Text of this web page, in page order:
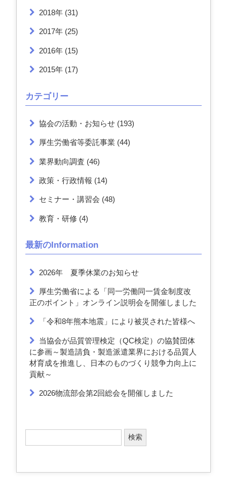
2018年(31)
2017年(25)
2016年(15)
2015年(17)
カテゴリー
協会の活動・お知らせ(193)
厚生労働省等委託事業 (44)
業界動向調査 (46)
政策・行政情報 (14)
セミナー・講習会 (48)
教育・研修 (4)
最新のInformation
2026年 夏季休業のお知らせ
厚生労働省による「同一労働同一賃金制度改
正のポイント」オンライン説明会を開催しました
「令和8年熊本地震」により被災された皆様へ
当協会が品質管理検定（QC検定）の協賛団体
に参画～製造請負・製造派遣業界における品質人
材育成を推進し、日本のものづくり競争力向上に
貢献～
2026物流部会第2回総会を開催しました
索